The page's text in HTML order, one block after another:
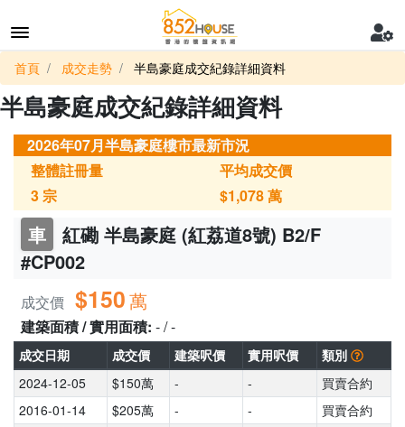
首頁 成交走勢 半島豪庭成交紀錄詳細資料
半島豪庭成交紀錄詳細資料
2026年07月半島豪庭樓市最新市況
整體註冊量
3宗
平均成交價
$1,078萬
車
紅磡 半島豪庭 (紅荔道8號) B2/F
#CP002
成交價 $150萬
建築面積 / 實用面積: - / -
成交日期 成交價 建築呎價 實用呎價
類別
2024-12-05
$150萬 - -
買賣合約
2016-01-14
$205萬 - -
買賣合約